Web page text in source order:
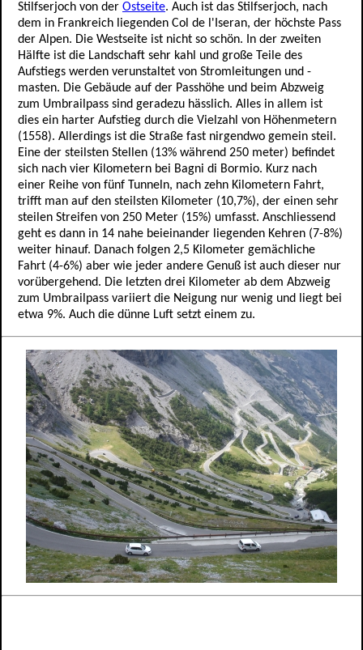
Stilfserjoch von der Ostseite. Auch ist das Stilfserjoch, nach
dem in Frankreich liegenden Col de l'Iseran, der höchste Pass
der Alpen. Die Westseite ist nicht so schön. In der zweiten
Hälfte ist die Landschaft sehr kahl und große Teile des
Aufstiegs werden verunstaltet von Stromleitungen und -
masten. Die Gebäude auf der Passhöhe und beim Abzweig
zum Umbrailpass sind geradezu hässlich. Alles in allem ist
dies ein harter Aufstieg durch die Vielzahl von Höhenmetern
(1558). Allerdings ist die Straße fast nirgendwo gemein steil.
Eine der steilsten Stellen (13% während 250 meter) befindet
sich nach vier Kilometern bei Bagni di Bormio. Kurz nach
einer Reihe von fünf Tunneln, nach zehn Kilometern Fahrt,
trifft man auf den steilsten Kilometer (10,7%), der einen sehr
steilen Streifen von 250 Meter (15%) umfasst. Anschliessend
geht es dann in 14 nahe beieinander liegenden Kehren (7-8%)
weiter hinauf. Danach folgen 2,5 Kilometer gemächliche
Fahrt (4-6%) aber wie jeder andere Genuß ist auch dieser nur
vorübergehend. Die letzten drei Kilometer ab dem Abzweig
zum Umbrailpass variiert die Neigung nur wenig und liegt bei
etwa 9%. Auch die dünne Luft setzt einem zu.